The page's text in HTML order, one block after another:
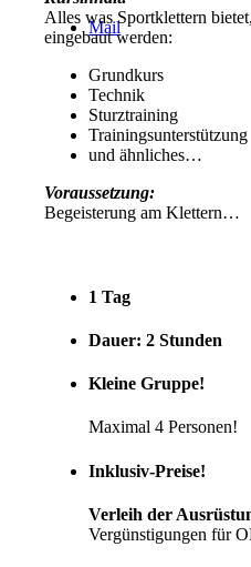
Mail
Alles was Sportklettern
eingebaut werden:
Grundkurs
Technik
Sturztraining
Trainingsunterstützung
und ähnliches…
Voraussetzung:
Begeisterung am Klettern…
1 Tag
Dauer: 2 Stunden
Kleine Gruppe!
Maximal 4 Personen!
Inklusiv-Preise!
Verleih der
Vergünstigungen für